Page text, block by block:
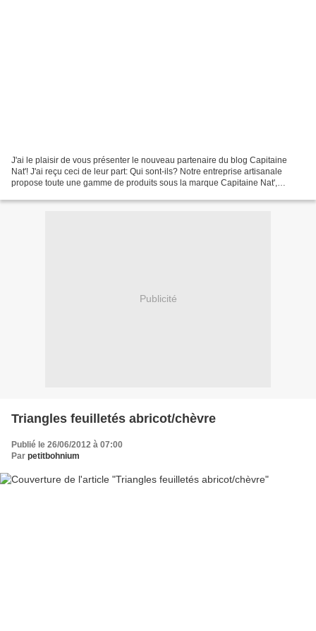
J'ai le plaisir de vous présenter le nouveau partenaire du blog Capitaine
Nat'! J'ai reçu ceci de leur part: Qui sont-ils? Notre entreprise artisanale
propose toute une gamme de produits sous la marque Capitaine Nat',
Publicité
Triangles feuilletés abricot/chèvre
Publié le 26/06/2012 à 07:00
Par petitbohnium